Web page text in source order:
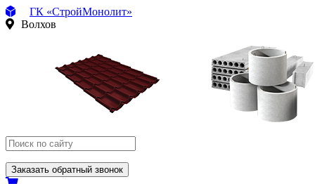
ГК «СтройМонолит»
Волхов
Заказать обратный звонок